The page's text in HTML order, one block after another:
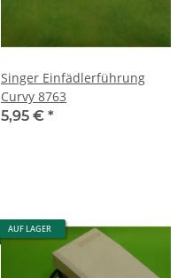
Singer Einfädlerführung
Curvy 8763
5,95 € *
AUF LAGER